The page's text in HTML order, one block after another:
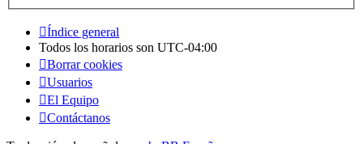
Índice general
Todos los horarios son UTC-04:00
Borrar cookies
Usuarios
El Equipo
Contáctanos